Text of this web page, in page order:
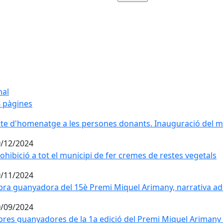
pàgines
d'homenatge a les persones donants. Inauguració del
d'homenatge a les persones donants. Inauguració del
12/2024
a tot el municipi de fer cremes de restes vegetals
a tot el municipi de fer cremes de restes vegetals
11/2024
guanyadora del 15è Premi Miquel Arimany, narrativa
guanyadora del 15è Premi Miquel Arimany, narrativa
09/2024
guanyadores de la 1a edició del Premi Miquel
guanyadores de la 1a edició del Premi Miquel